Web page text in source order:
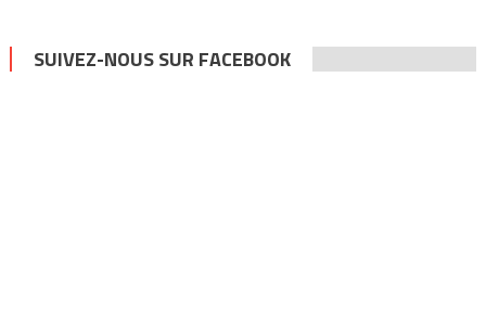
SUIVEZ-NOUS SUR FACEBOOK